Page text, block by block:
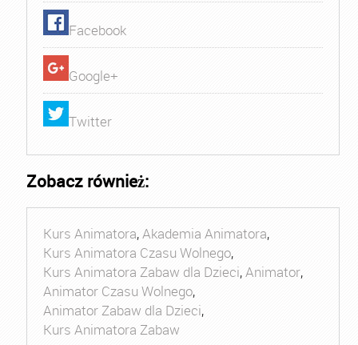
Facebook
Google+
Twitter
Zobacz również:
Kurs Animatora,Akademia Animatora,
Kurs Animatora Czasu Wolnego,
Kurs Animatora Zabaw dla Dzieci,Animator,
Animator Czasu Wolnego,
Animator Zabaw dla Dzieci,
Kurs Animatora Zabaw